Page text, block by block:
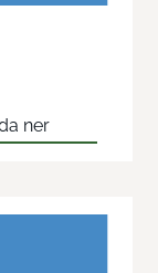
ner